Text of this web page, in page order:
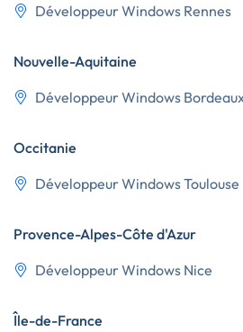
Développeur Windows Rennes
Nouvelle-Aquitaine
Développeur Windows
Occitanie
Développeur Windows Toulouse
Provence-Alpes-Côte d'Azur
Développeur Windows Nice
Île-de-France